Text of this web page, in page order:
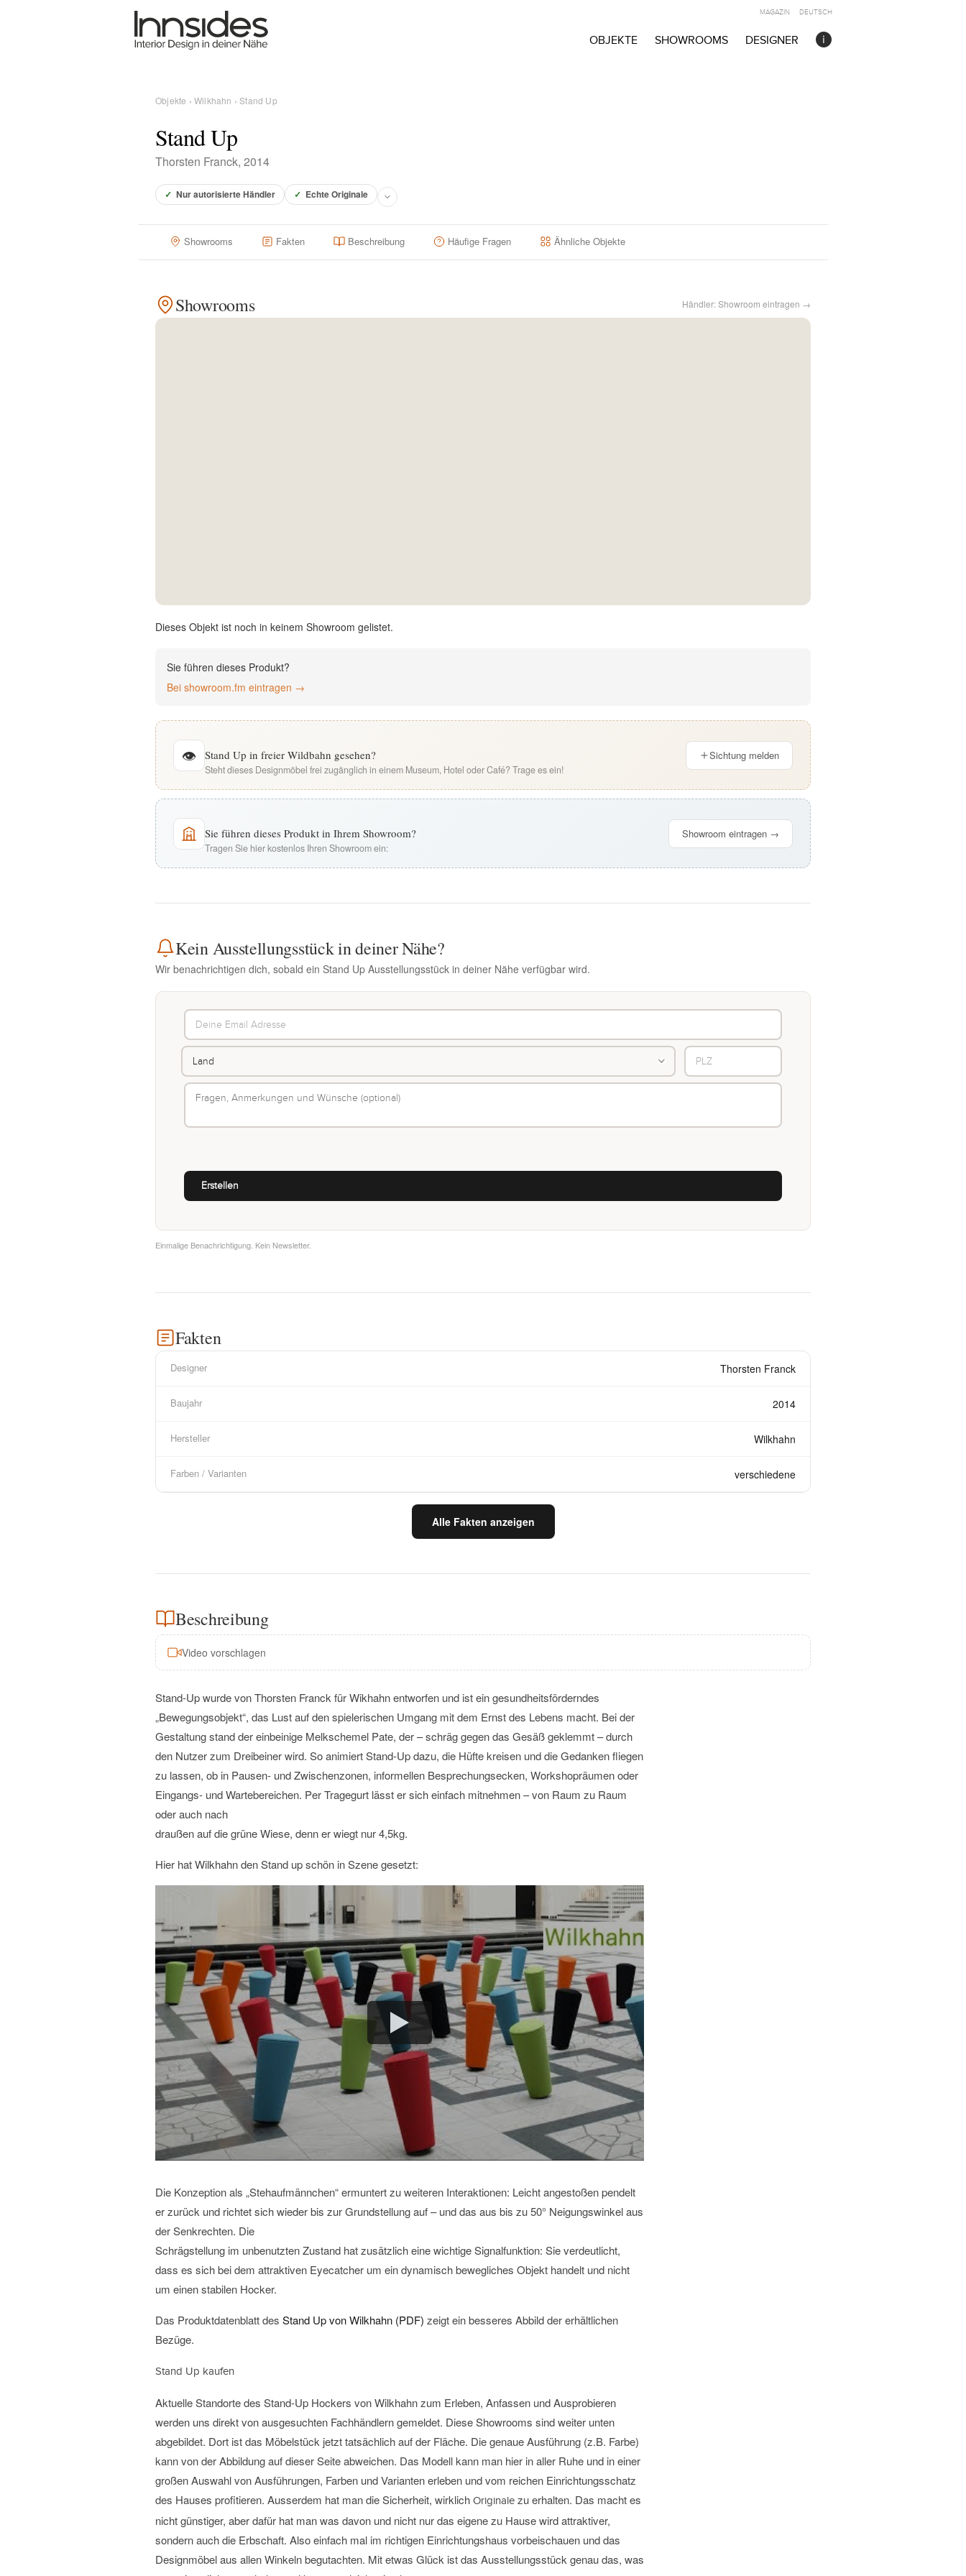
OBJEKTE SHOWROOMS DESIGNER
MAGAZIN DEUTSCH
Objekte ›Wilkhahn › Stand Up
Stand Up
Thorsten Franck, 2014
✓ Nur autorisierte Händler ✓ Echte Originale
Showrooms Fakten Beschreibung Häufige Fragen Ähnliche Objekte
Showrooms Händler: Showroom eintragen →
Dieses Objekt ist noch in keinem Showroom gelistet.
Sie führen dieses Produkt?
Bei showroom.fm eintragen →
👁 Stand Up in freier Wildbahn gesehen?
Steht dieses Designmöbel frei zugänglich in einem Museum, Hotel oder Café? Trage es ein!
Sichtung melden
Sie führen dieses Produkt in Ihrem Showroom?
Tragen Sie hier kostenlos Ihren Showroom ein:
Showroom eintragen →
Kein Ausstellungsstück in deiner Nähe?
Wir benachrichtigen dich, sobald ein Stand Up Ausstellungsstück in deiner Nähe verfügbar wird.
Einmalige Benachrichtigung. Kein Newsletter.
Fakten
Designer Thorsten Franck
Baujahr 2014
Hersteller Wilkhahn
Farben / Varianten verschiedene
Alle Fakten anzeigen
Beschreibung
Video vorschlagen
Stand-Up wurde von Thorsten Franck für Wikhahn entworfen und ist ein gesundheitsförderndes
„Bewegungsobjekt“, das Lust auf den spielerischen Umgang mit dem Ernst des Lebens macht. Bei der
Gestaltung stand der einbeinige Melkschemel Pate, der – schräg gegen das Gesäß geklemmt – durch
den Nutzer zum Dreibeiner wird. So animiert Stand-Up dazu, die Hüfte kreisen und die Gedanken fliegen
zu lassen, ob in Pausen- und Zwischenzonen, informellen Besprechungsecken, Workshopräumen oder
Eingangs- und Wartebereichen. Per Tragegurt lässt er sich einfach mitnehmen – von Raum zu Raum
oder auch nach
draußen auf die grüne Wiese, denn er wiegt nur 4,5kg.
Hier hat Wilkhahn den Stand up schön in Szene gesetzt:
Die Konzeption als „Stehaufmännchen“ ermuntert zu weiteren Interaktionen: Leicht angestoßen pendelt
er zurück und richtet sich wieder bis zur Grundstellung auf – und das aus bis zu 50° Neigungswinkel aus
der Senkrechten. Die
Schrägstellung im unbenutzten Zustand hat zusätzlich eine wichtige Signalfunktion: Sie verdeutlicht,
dass es sich bei dem attraktiven Eyecatcher um ein dynamisch bewegliches Objekt handelt und nicht
um einen stabilen Hocker.
Das Produktdatenblatt des Stand Up von Wilkhahn (PDF) zeigt ein besseres Abbild der erhältlichen
Bezüge.
Stand Up kaufen
Aktuelle Standorte des Stand-Up Hockers von Wilkhahn zum Erleben, Anfassen und Ausprobieren
werden uns direkt von ausgesuchten Fachhändlern gemeldet. Diese Showrooms sind weiter unten
abgebildet. Dort ist das Möbelstück jetzt tatsächlich auf der Fläche. Die genaue Ausführung (z.B. Farbe)
kann von der Abbildung auf dieser Seite abweichen. Das Modell kann man hier in aller Ruhe und in einer
großen Auswahl von Ausführungen, Farben und Varianten erleben und vom reichen Einrichtungsschatz
des Hauses profitieren. Ausserdem hat man die Sicherheit, wirklich Originale zu erhalten. Das macht es
nicht günstiger, aber dafür hat man was davon und nicht nur das eigene zu Hause wird attraktiver,
sondern auch die Erbschaft. Also einfach mal im richtigen Einrichtungshaus vorbeischauen und das
Designmöbel aus allen Winkeln begutachten. Mit etwas Glück ist das Ausstellungsstück genau das, was